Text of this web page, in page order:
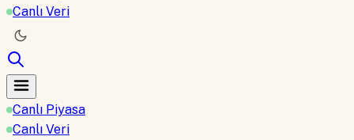
Canlı Veri
Canlı Piyasa
Canlı Veri